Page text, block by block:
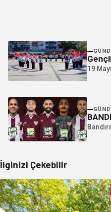
19
İlginizi Çekebilir